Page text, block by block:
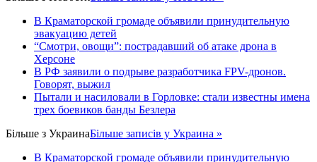
В Краматорской громаде объявили принудительную
эвакуацию детей
“Смотри, овощи”: пострадавший об атаке дрона в
Херсоне
В РФ заявили о подрыве разработчика FPV-дронов.
Говорят, выжил
Пытали и насиловали в Горловке: стали известны имена
трех боевиков банды Безлера
Більше з УкраинаБільше записів у Украина »
В Краматорской громаде объявили принудительную